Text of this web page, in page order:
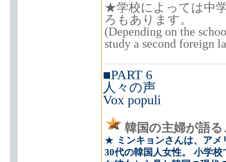
★学校によっては中
ろもあります。
(Depending on the
study a second foreign
■PART 6
人々の声
Vox populi
韓国の主婦が語
★ ミンキョンさんは、ア
30代の韓国人女性。 小学